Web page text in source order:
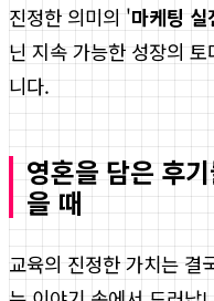
진정한 의미의 '마케팅 실
닌 지속 가능한 성장의
니다.
영혼을 담은 후
을 때
교육의 진정한 가치는 결